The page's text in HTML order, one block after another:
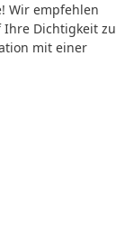
Wir empfehlen
Ihre Dichtigkeit zu
mit einer